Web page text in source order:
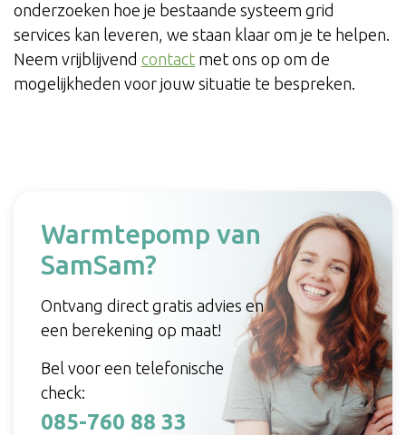
onderzoeken hoe je bestaande systeem grid
services kan leveren, we staan klaar om je te helpen.
Neem vrijblijvend contact met ons op om de
mogelijkheden voor jouw situatie te bespreken.
Warmtepomp van
SamSam?
Ontvang direct gratis advies en
een berekening op maat!
Bel voor een telefonische
check:
085-760 88 33